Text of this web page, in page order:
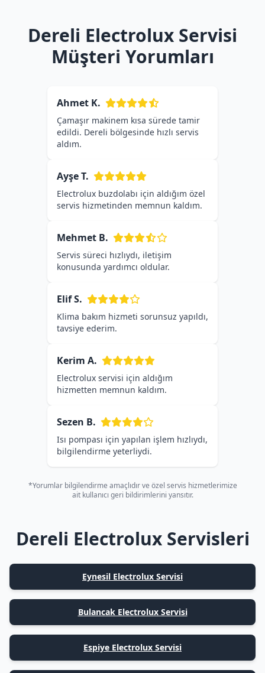
Dereli Electrolux Servisi
Müşteri Yorumları
Ahmet K.
Çamaşır makinem kısa sürede tamir
edildi. Dereli bölgesinde hızlı servis
aldım.
Ayşe T.
Electrolux buzdolabı için aldığım özel
servis hizmetinden memnun kaldım.
Mehmet B.
Servis süreci hızlıydı, iletişim
konusunda yardımcı oldular.
Elif S.
Klima bakım hizmeti sorunsuz yapıldı,
tavsiye ederim.
Kerim A.
Electrolux servisi için aldığım
hizmetten memnun kaldım.
Sezen B.
Isı pompası için yapılan işlem hızlıydı,
bilgilendirme yeterliydi.
*Yorumlar bilgilendirme amaçlıdır ve özel servis hizmetlerimize
ait kullanıcı geri bildirimlerini yansıtır.
Dereli Electrolux Servisleri
Eynesil Electrolux Servisi
Bulancak Electrolux Servisi
Espiye Electrolux Servisi